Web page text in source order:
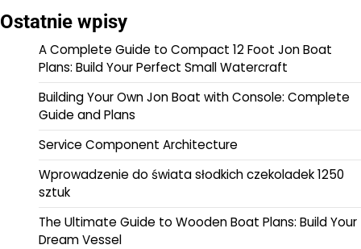
Ostatnie wpisy
A Complete Guide to Compact 12 Foot Jon Boat
Plans: Build Your Perfect Small Watercraft
Building Your Own Jon Boat with Console: Complete
Guide and Plans
Service Component Architecture
Wprowadzenie do świata słodkich czekoladek 1250
sztuk
The Ultimate Guide to Wooden Boat Plans: Build Your
Dream Vessel